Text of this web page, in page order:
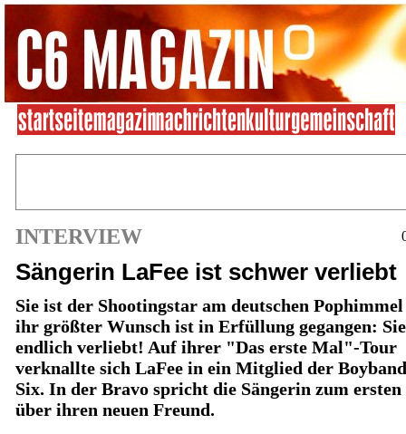
INTERVIEW
Sängerin LaFee ist schwer verliebt
Sie ist der Shootingstar am deutschen
ihr größter Wunsch ist in Erfüllung gegangen:
endlich verliebt! Auf ihrer "Das erste Mal"-Tour
verknallte sich LaFee in ein Mitglied der
Six. In der Bravo spricht die Sängerin zum
über ihren neuen Freund.